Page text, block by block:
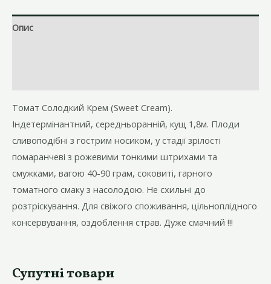
Опис
Томат Солодкий Крем (Sweet Cream).
Індетермінантний, середньоранній, кущ 1,8м. Плоди
сливоподібні з гострим носиком, у стадії зрілості
помаранчеві з рожевими тонкими штрихами та
смужками, вагою 40-90 грам, соковиті, гарного
томатного смаку з насолодою. Не схильні до
розтріскування. Для свіжого споживання, цільноплідного
консервування, оздоблення страв. Дуже смачний !!!
Супутні товари